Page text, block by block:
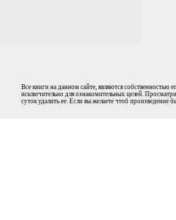
Все книги на данном сайте, являются собственностью
исключительно для ознакомительных целей.
суток удалить ее. Если вы желаете чтоб произведение